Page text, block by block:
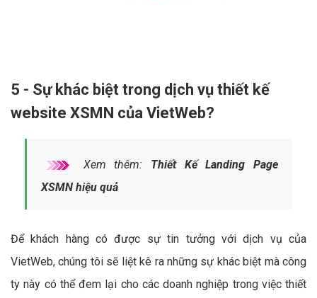
5 - Sự khác biệt trong dịch vụ thiết kế
website XSMN của VietWeb?
Xem thêm: Thiết Kế Landing Page
XSMN hiệu quả
Để khách hàng có được sự tin tưởng với dịch vụ của
VietWeb, chúng tôi sẽ liệt kê ra những sự khác biệt mà công
ty này có thể đem lại cho các doanh nghiệp trong việc thiết